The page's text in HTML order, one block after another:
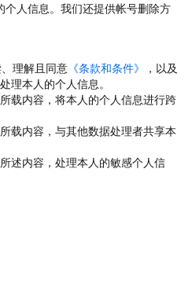
人信息。我们还提供帐号删除方
理解且同意 《条款和条件》
，以及
理本人的个人信息。
载内容，将本人的个人信息进行跨
载内容，与其他数据处理者共享本
述内容，处理本人的敏感个人信